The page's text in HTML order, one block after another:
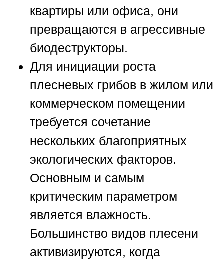
квартиры или офиса, они
превращаются в агрессивные
биодеструкторы.
Для инициации роста
плесневых грибов в жилом или
коммерческом помещении
требуется сочетание
нескольких благоприятных
экологических факторов.
Основным и самым
критическим параметром
является влажность.
Большинство видов плесени
активизируются, когда